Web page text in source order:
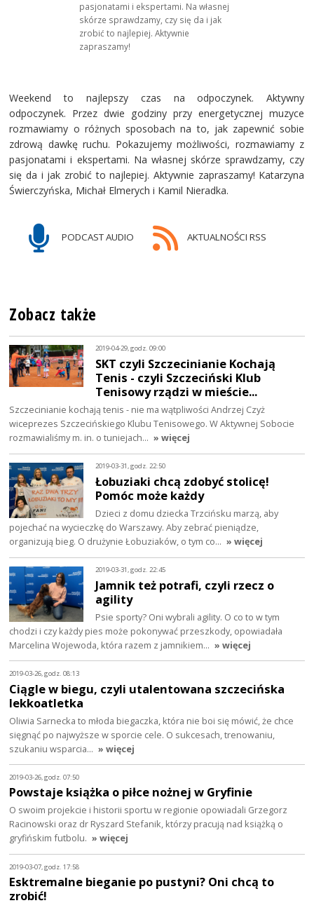
pasjonatami i ekspertami. Na własnej
skórze sprawdzamy, czy się da i jak
zrobić to najlepiej. Aktywnie
zapraszamy!
Weekend to najlepszy czas na odpoczynek. Aktywny
odpoczynek. Przez dwie godziny przy energetycznej muzyce
rozmawiamy o różnych sposobach na to, jak zapewnić sobie
zdrową dawkę ruchu. Pokazujemy możliwości, rozmawiamy z
pasjonatami i ekspertami. Na własnej skórze sprawdzamy, czy
się da i jak zrobić to najlepiej. Aktywnie zapraszamy! Katarzyna
Świerczyńska, Michał Elmerych i Kamil Nieradka.
PODCAST AUDIO AKTUALNOŚCI RSS
Zobacz także
2019-04-29, godz. 09:00
SKT czyli Szczecinianie Kochają
Tenis - czyli Szczeciński Klub
Tenisowy rządzi w mieście...
Szczecinianie kochają tenis - nie ma wątpliwości Andrzej Czyż
wiceprezes Szczecińskiego Klubu Tenisowego. W Aktywnej Sobocie
rozmawialiśmy m. in. o tuniejach… » więcej
2019-03-31, godz. 22:50
Łobuziaki chcą zdobyć stolicę!
Pomóc może każdy
Dzieci z domu dziecka Trzcińsku marzą, aby
pojechać na wycieczkę do Warszawy. Aby zebrać pieniądze,
organizują bieg. O drużynie Łobuziaków, o tym co… » więcej
2019-03-31, godz. 22:45
Jamnik też potrafi, czyli rzecz o
agility
Psie sporty? Oni wybrali agility. O co to w tym
chodzi i czy każdy pies może pokonywać przeszkody, opowiadała
Marcelina Wojewoda, która razem z jamnikiem… » więcej
2019-03-26, godz. 08:13
Ciągle w biegu, czyli utalentowana szczecińska
lekkoatletka
Oliwia Sarnecka to młoda biegaczka, która nie boi się mówić, że chce
sięgnąć po najwyższe w sporcie cele. O sukcesach, trenowaniu,
szukaniu wsparcia… » więcej
2019-03-26, godz. 07:50
Powstaje książka o piłce nożnej w Gryfinie
O swoim projekcie i historii sportu w regionie opowiadali Grzegorz
Racinowski oraz dr Ryszard Stefanik, którzy pracują nad książką o
gryfińskim futbolu. » więcej
2019-03-07, godz. 17:58
Esktremalne bieganie po pustyni? Oni chcą to
zrobić!